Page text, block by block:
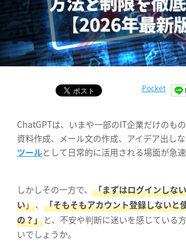
Pocket
ChatGPTは、いまや一部のIT企業だけのもの
資料作成、メール文の作成、アイデア出しな
ツールとして日常的に活用される場面が急速
しかしその一方で、 「まずはログインしな
い」、 「そもそもアカウント登録しないと
の？」 と、不安や判断に迷いを感じている
いでしょうか。